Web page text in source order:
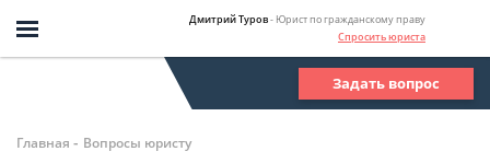
Дмитрий Туров- Юрист по гражданскому праву
Спросить юриста
Задать вопрос
Главная - Вопросы юристу